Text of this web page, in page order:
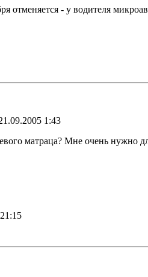
отменяется - у водителя
1:43
матраца? Мне очень нужно